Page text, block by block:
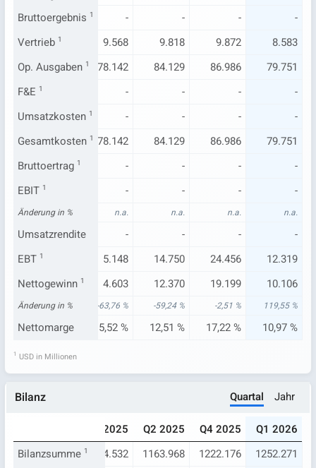
Bruttoergebnis 1
- - - -
-
Vertrieb 1
10.215 9.568 9.818 9.872
8.583
Op. Ausgaben 1
77.443 78.142 84.129 86.986
79.751
F&E 1 - - -
-
Umsatzkosten 1
- - - -
-
Gesamtkosten 1
77.443 78.142 84.129 86.986
79.751
Bruttoertrag 1
- - - -
-
EBIT 1 - - - -
Änderung in %
n.a. n.a. n.a. n.a. n.a.
Umsatzrendite
- - - -
-
EBT 124.025 5.148 14.750 24.456
12.319
Nettogewinn 1
19.694 4.603 12.370 19.199 10.106
Änderung in %
-47,59 % -63,76 % -59,24 % -2,51 % 119,55 %
Nettomarge
19,40 % 5,52 % 12,51 % 17,22 % 10,97 %
1 USD in Millionen
Bilanz Quartal Jahr
Q1 2025 Q2 2025 Q4 2025
Q1 2026
Bilanzsumme 1
1153.881 1164.532 1163.968 1222.176
1252.271